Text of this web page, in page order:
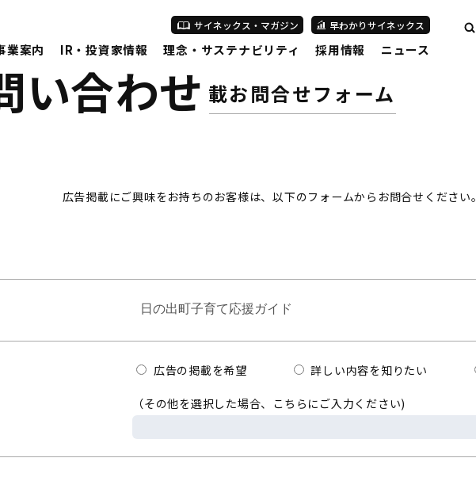
サイネックス・マガジン 早わかりサイネックス
業案内 IR・投資家情報 理念・サステナビリティ 採用情報 ニュース
い合わせ広告掲載お問合せフォーム
広告掲載にご興味をお持ちのお客様は、以下のフォームからお問合せください。
広告の掲載を希望 詳しい内容を知りたい
（その他を選択した場合、こちらにご入力ください)